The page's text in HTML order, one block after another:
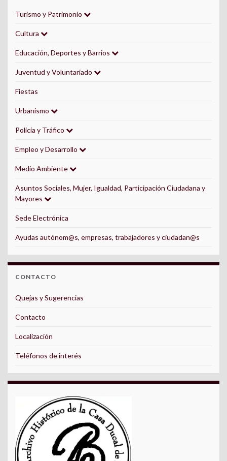
Turismo y Patrimonio
Cultura
Educación, Deportes y Barrios
Juventud y Voluntariado
Fiestas
Urbanismo
Policía y Tráfico
Empleo y Desarrollo
Medio Ambiente
Asuntos Sociales, Mujer, Igualdad, Participación Ciudadana y
Mayores
Sede Electrónica
Ayudas autónom@s, empresas, trabajadores y ciudadan@s
CONTACTO
Quejas y Sugerencias
Contacto
Localización
Teléfonos de interés